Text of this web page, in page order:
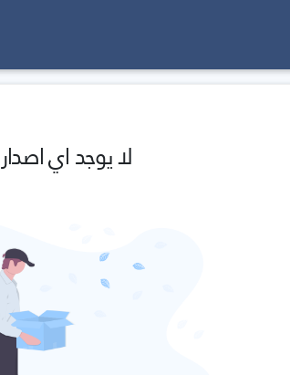
لا يوجد اي اصدار